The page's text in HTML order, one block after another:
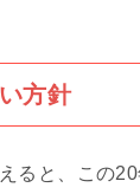
方針
ると、この